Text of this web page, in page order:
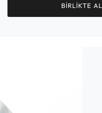
BİRLİKTE AL